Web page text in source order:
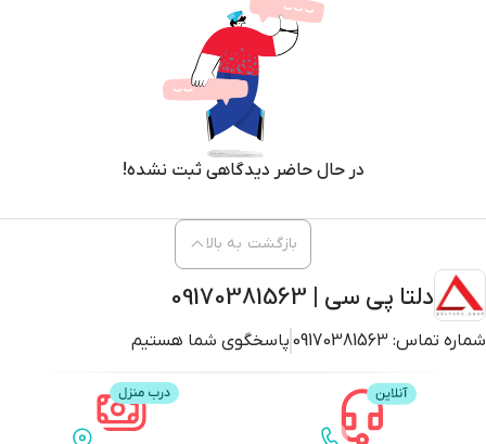
در حال حاضر دیدگاهی ثبت نشده!
دلتا پی سی | 09170381563
شماره تماس: 09170381563 پاسخگوی شما هستیم
بازگشت به بالا